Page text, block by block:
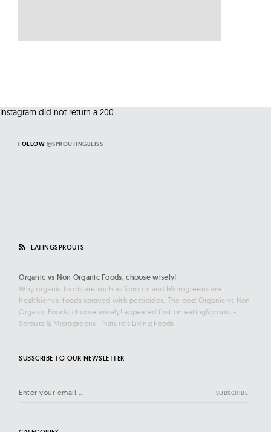
Instagram did not return a 200.
FOLLOW @SPROUTINGBLISS
EATINGSPROUTS
Organic vs Non Organic Foods, choose wisely!
Why organic foods are such as Sprouts and Microgreens are
healthier vs. foods sprayed with perticides. The post Organic vs Non
Organic Foods, choose wisely! appeared first on eatingSprouts -
Sprouts & Microgreens - Nature's Living Foods.
SUBSCRIBE TO OUR NEWSLETTER